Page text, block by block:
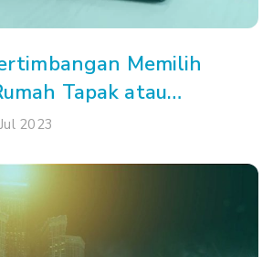
Memilih
Tapak atau
2023